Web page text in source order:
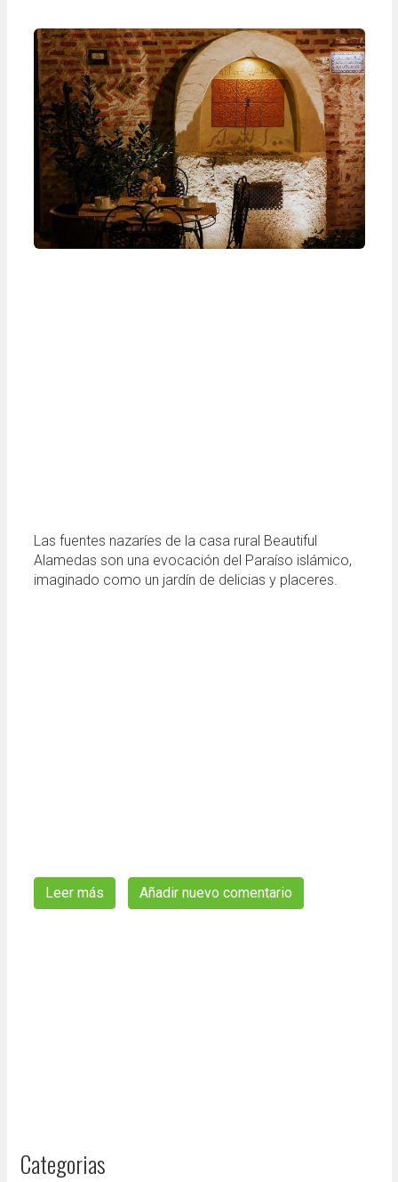
Las fuentes nazaríes de la casa rural Beautiful
Alamedas son una evocación del Paraíso islámico,
imaginado como un jardín de delicias y placeres.
Leer más sobre Las fuentes nazaríes de la casa rural
Añadir nuevo comentario
Categorias